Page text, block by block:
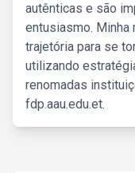
autênticas e são
entusiasmo. Minha
trajetória para se
utilizando
renomadas
fdp.aau.edu.et.